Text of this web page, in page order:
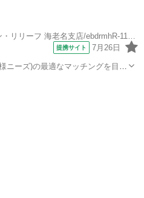
株式会社ジャパン・リリーフ 海老名支店/ebdrmhR-11533
提携サイト 7月26日
ーズ)の最適なマッチングを目指